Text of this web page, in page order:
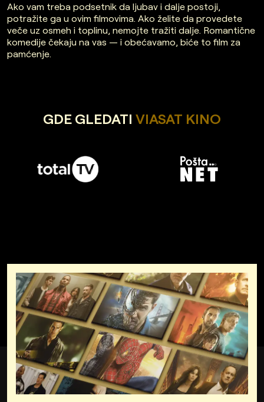
Ako vam treba podsetnik da ljubav i dalje postoji,
potražite ga u ovim filmovima. Ako želite da provedete
veče uz osmeh i toplinu, nemojte tražiti dalje. Romantične
komedije čekaju na vas — i obećavamo, biće to film za
pamćenje.
GDE GLEDATI VIASAT KINO